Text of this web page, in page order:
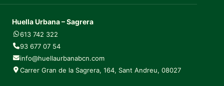
Huella Urbana – Sagrera
613 742 322
93 677 07 54
info@huellaurbanabcn.com
Carrer Gran de la Sagrera, 164, Sant Andreu, 08027